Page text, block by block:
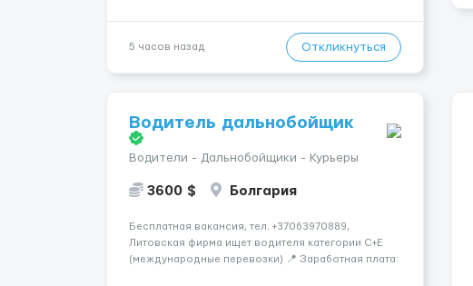
хорошие деньги 💶 — это предложение для тебя! 🔹
5 часов назад Откликнуться
Водитель дальнобойщик
Водители - Дальнобойщики - Курьеры
3600 $ Болгария
Бесплатная вакансия, тел. +37063970889,
Литовская фирма ищет водителя категории C+E
(международные перевозки) 📍 Заработная плата: